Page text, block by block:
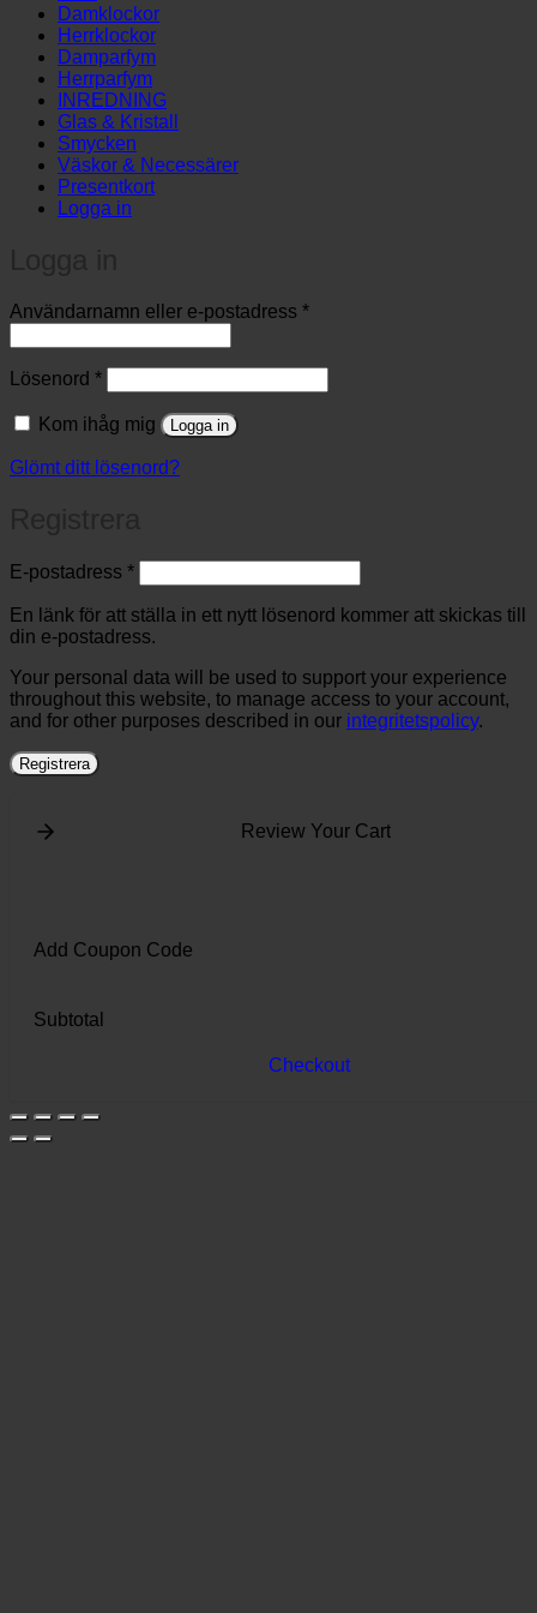
…
Damklockor
Herrklockor
Damparfym
Herrparfym
INREDNING
Glas & Kristall
Smycken
Väskor & Necessärer
Presentkort
Logga in
Användarnamn eller e-postadress *Obligatoriskt
Lösenord *Obligatoriskt
Kom ihåg mig Logga in
Glömt ditt lösenord?
E-postadress *Obligatoriskt
En länk för att ställa in ett nytt lösenord kommer att skickas till
din e-postadress.
Your personal data will be used to support your experience
throughout this website, to manage access to your account,
and for other purposes described in our integritetspolicy.
Registrera
Review Your Cart
Add Coupon Code
Subtotal
Checkout